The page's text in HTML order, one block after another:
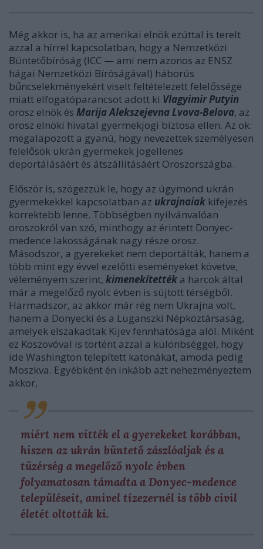
Még akkor is, ha az amerikai elnök ezúttal is terelt
azzal a hírrel kapcsolatban, hogy a Nemzetközi
Büntetőbíróság (ICC — ami nem azonos az ENSZ
hágai Nemzetközi Bíróságával) háborús
bűncselekményekért viselt feltételezett felelőssége
miatt elfogatóparancsot adott ki Vlagyimir Putyin
orosz elnök és Marija Alekszejevna Lvova-Belova, az
orosz elnöki hivatal gyermekjogi biztosa ellen. Az ok:
megalapozott a gyanú, hogy nevezettek személyesen
felelősök ukrán gyermekek jogellenes
deportálásáért és átszállításáért Oroszországba.
Először is, szögezzük le, hogy az úgymond ukrán
gyermekekkel kapcsolatban az ukrajnaiak kifejezés
korrektebb lenne. Többségben nyilvánvalóan
oroszokról van szó, minthogy az érintett Donyec-
medence lakosságának nagy része orosz.
Másodszor, a gyerekeket nem deportálták, hanem a
több mint egy évvel ezelőtti eseményeket követve,
véleményem szerint, kimenekítették a harcok által
már a megelőző nyolc évben is sújtott térségből.
Harmadszor, az akkor már rég nem Ukrajna volt,
hanem a Donyecki és a Luganszki Népköztársaság,
amelyek elszakadtak Kijev fennhatósága alól. Miként
ez Koszovóval is történt azzal a különbséggel, hogy
ide Washington telepített katonákat, amoda pedig
Moszkva. Egyébként én inkább azt nehezményeztem
akkor,
miért nem vitték el a gyerekeket korábban,
hiszen az ukrán büntető zászlóaljak és a
tüzérség a megelőző nyolc évben
folyamatosan támadta a Donyec-medence
településeit, amivel tízezernél is több civil
életét oltották ki.